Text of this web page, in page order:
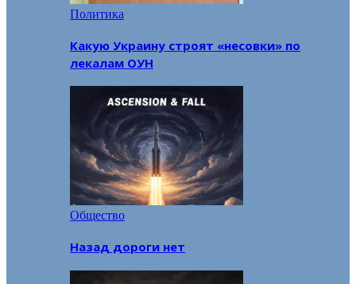
Политика
Какую Украину строят «несовки» по
лекалам ОУН
Общество
Назад дороги нет